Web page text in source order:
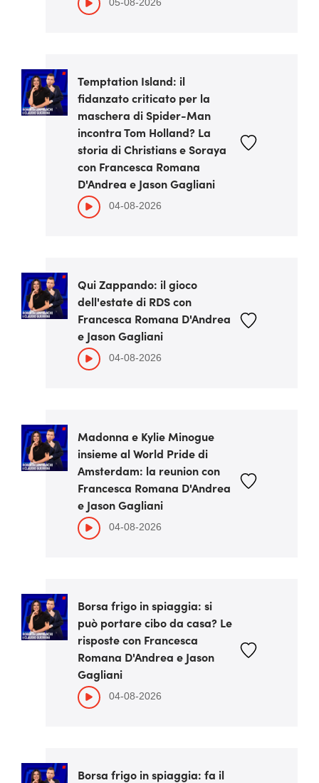
Temptation Island: il
fidanzato criticato per la
maschera di Spider-Man
incontra Tom Holland? La
storia di Christians e Soraya
con Francesca Romana
D'Andrea e Jason Gagliani
04-08-2026
Qui Zappando: il gioco
dell'estate di RDS con
Francesca Romana D'Andrea
e Jason Gagliani
04-08-2026
Madonna e Kylie Minogue
insieme al World Pride di
Amsterdam: la reunion con
Francesca Romana D'Andrea
e Jason Gagliani
04-08-2026
Borsa frigo in spiaggia: si
può portare cibo da casa? Le
risposte con Francesca
Romana D'Andrea e Jason
Gagliani
04-08-2026
Borsa frigo in spiaggia: fa il